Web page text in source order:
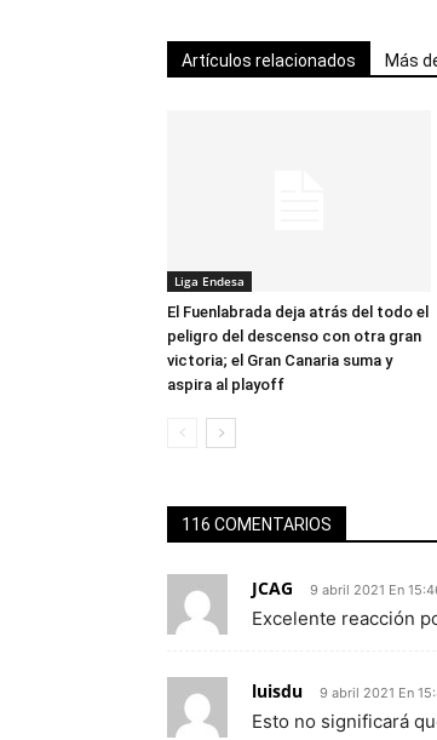
Artículos relacionados Más
Liga Endesa
El Fuenlabrada deja atrás del todo el
peligro del descenso con otra gran
victoria; el Gran Canaria suma y
aspira al playoff
116 COMENTARIOS
JCAG 9 abril 2021 En
Excelente reacción
luisdu 9 abril 2021 En
Esto no significará